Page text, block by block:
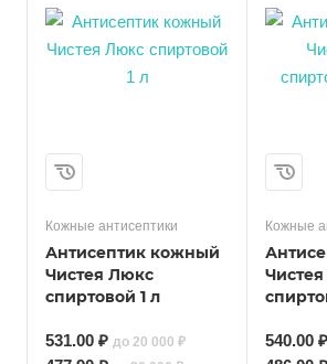
Кожные антисептики
Антисептик кожный
Чистея Люкс
спиртовой 1 л
531.00 ₽ до 20 000 ₽
Кожные
540.00 ₽